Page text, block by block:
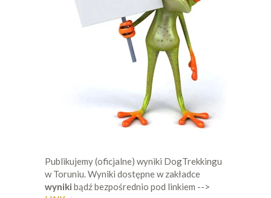
Publikujemy (oficjalne) wyniki DogTrekkingu
w Toruniu. Wyniki dostępne w zakładce
wyniki bądź bezpośrednio pod linkiem -->